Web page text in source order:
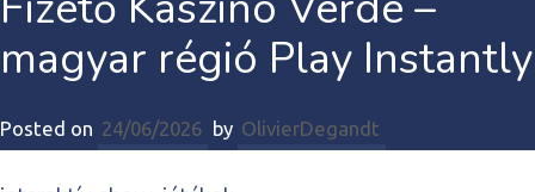
Our Services
Contact
magyar régió Play Instantly
Posted on 24/06/2026 by OlivierDegandt